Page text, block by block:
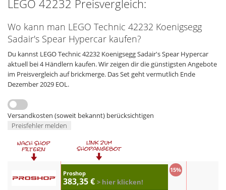
LEGO 42232 Preisvergleich:
Wo kann man LEGO Technic 42232 Koenigsegg
Sadair's Spear Hypercar kaufen?
Du kannst LEGO Technic 42232 Koenigsegg Sadair's Spear Hypercar
aktuell bei 4 Händlern kaufen. Wir zeigen dir die günstigsten Angebote
im Preisvergleich auf brickmerge. Das Set geht vermutlich Ende
Dezember 2029 EOL.
Versandkosten (soweit bekannt) berücksichtigen
Preisfehler melden
Proshop
383,35 €
15%
> hier klicken!